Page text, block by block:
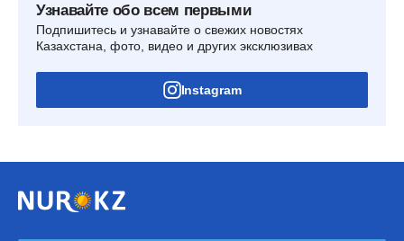
Узнавайте обо всем первыми
Подпишитесь и узнавайте о свежих новостях
Казахстана, фото, видео и других эксклюзивах
Instagram